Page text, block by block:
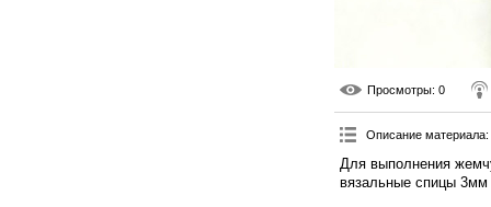
Просмотры: 0
Описание материала:
Для выполнения
вязальные спицы 3мм